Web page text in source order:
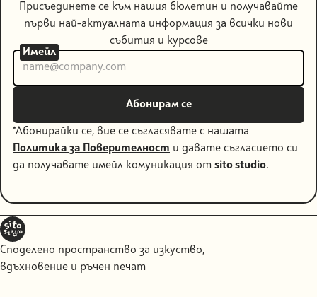
Присъединете се към нашия бюлетин и получавайте
първи най-актуалната информация за всички нови
събития и курсове
Имейл
*Абонирайки се, вие се съгласявате с нашата
Политика за Поверителност и давате съгласието си
да получавате имейл комуникация от sito studio.
Споделено пространство за изкуство,
вдъхновение и ръчен печат